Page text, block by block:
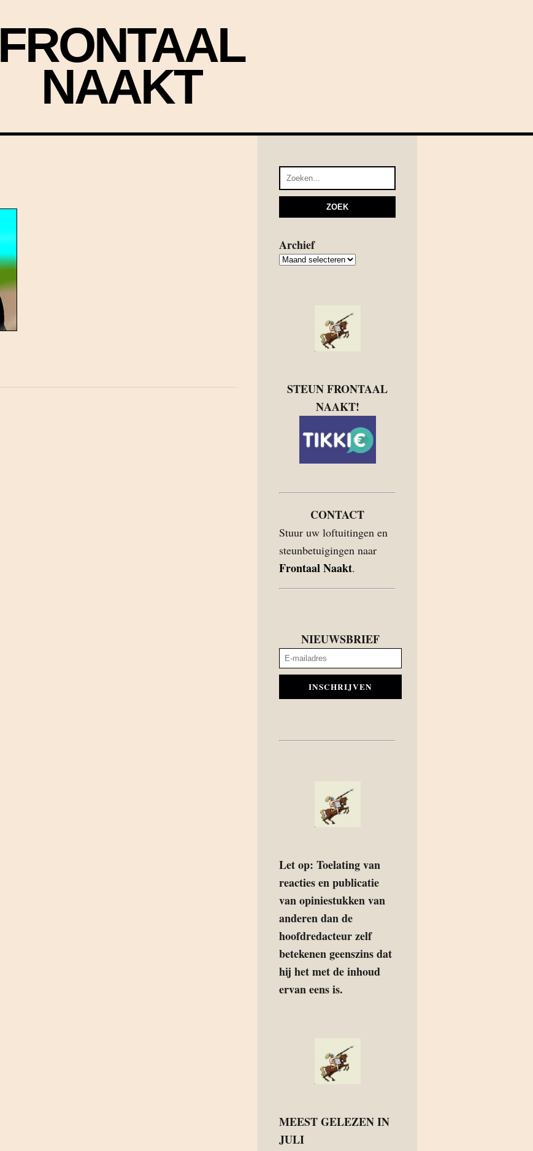
FRONTAAL
NAAKT
Archief
Archief
STEUN FRONTAAL
NAAKT!
CONTACT
Stuur uw loftuitingen en
steunbetuigingen naar
Frontaal Naakt.
NIEUWSBRIEF
INSCHRIJVEN
Let op: Toelating van
reacties en publicatie
van opiniestukken van
anderen dan de
hoofdredacteur zelf
betekenen geenszins dat
hij het met de inhoud
ervan eens is.
MEEST GELEZEN IN
JULI